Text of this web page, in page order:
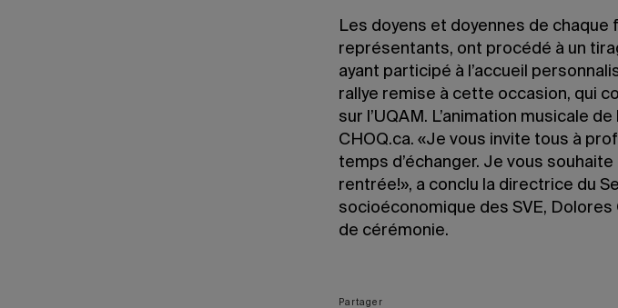
Les doyens et doyennes de chaque
représentants, ont procédé à un
ayant participé à l’accueil
rallye remise à cette occasion, qui
sur l’UQAM. L’animation musicale
CHOQ.ca. «Je vous invite tous à
temps d’échanger. Je vous
rentrée!», a conclu la directrice du
socioéconomique des SVE,
de cérémonie.
Partager